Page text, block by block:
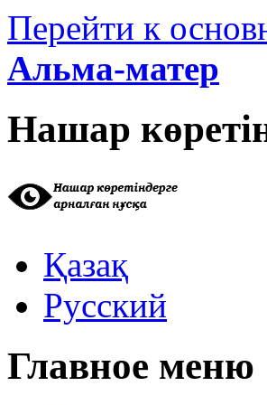
Перейти к
Альма-матер
Нашар
Қазақ
Русский
Главное меню